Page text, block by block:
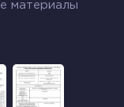
материалы